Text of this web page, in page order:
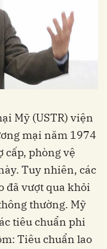
Mỹ (USTR) viện
mại năm 1974
cấp, phòng vệ
Tuy nhiên, các
đã vượt qua khỏi
thường. Mỹ
tiêu chuẩn phi
Tiêu chuẩn lao